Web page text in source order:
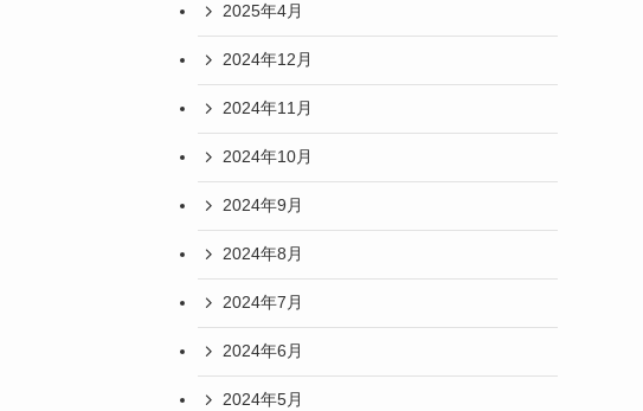
2025年4月
2024年12月
2024年11月
2024年10月
2024年9月
2024年8月
2024年7月
2024年6月
2024年5月